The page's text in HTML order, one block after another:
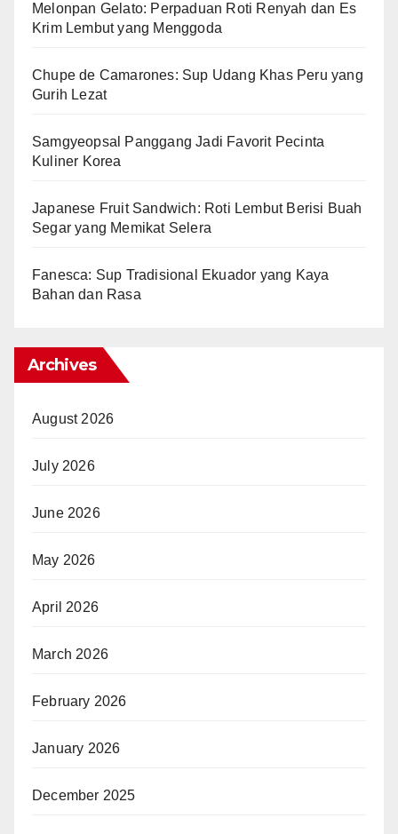
Melonpan Gelato: Perpaduan Roti Renyah dan Es
Krim Lembut yang Menggoda
Chupe de Camarones: Sup Udang Khas Peru yang
Gurih Lezat
Samgyeopsal Panggang Jadi Favorit Pecinta
Kuliner Korea
Japanese Fruit Sandwich: Roti Lembut Berisi Buah
Segar yang Memikat Selera
Fanesca: Sup Tradisional Ekuador yang Kaya
Bahan dan Rasa
Archives
August 2026
July 2026
June 2026
May 2026
April 2026
March 2026
February 2026
January 2026
December 2025